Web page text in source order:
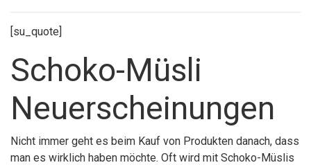
[su_quote]
Schoko-Müsli
Neuerscheinungen
Nicht immer geht es beim Kauf von Produkten danach, dass
man es wirklich haben möchte. Oft wird mit Schoko-Müslis